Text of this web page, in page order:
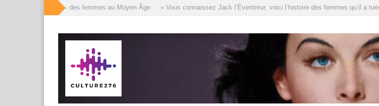
» Les mille visages des femmes au Moyen Âge » Vous connaissez Jack l’Éventreur, voici l’histoire des femmes qu’il a tuées